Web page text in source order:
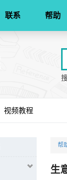
联系 帮助
视频教程
帮
生